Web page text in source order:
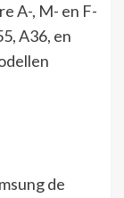
A-, M- en F-
A36, en
de